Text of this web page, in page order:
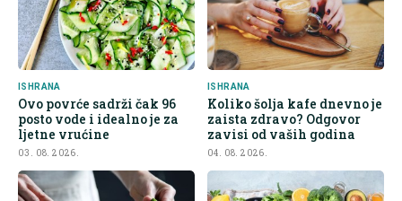
ISHRANA
Ovo povrće sadrži čak 96
posto vode i idealno je za
ljetne vrućine
03. 08. 2026.
ISHRANA
Koliko šolja kafe dnevno je
zaista zdravo? Odgovor
zavisi od vaših godina
04. 08. 2026.